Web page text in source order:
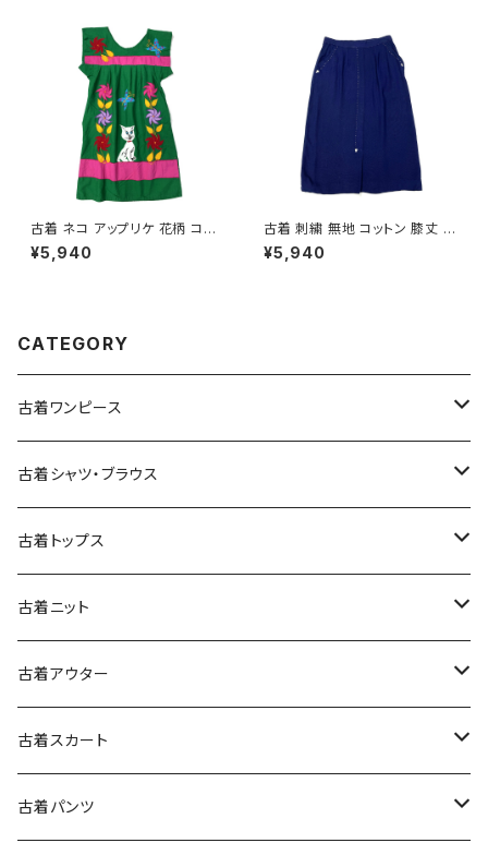
古着 ネコ アップリケ 花柄 コッ
トン ミニ丈 半袖 ワンピース 緑
(oa2607077)
¥5,940
古着 刺繍 無地 コットン 膝丈 ス
カート 紺 (ba2607004)
¥5,940
CATEGORY
古着ワンピース
古着長袖ワンピース
古着半袖ワンピース
古着ノースリーブワンピース
古着キャミソールワンピース
古着ベアトップワンピース
古着オールインワン
古着シャツ・ブラウス
古着長袖シャツ・ブラウス
古着半袖シャツ・ブラウス
古着ノースリーブシャツ・ブラウス
古着トップス
古着スウェット&パーカー
古着スウェット
古着パーカー
古着プルオーバー
古着長袖プルオーバー
古着半袖プルオーバー
古着Ｔシャツ
古着長袖Ｔシャツ
古着ベスト
古着ニット
古着セーター
古着カーディガン
古着半袖ニット
古着アウター
古着ライトジャケット
古着ライトコート
古着スカート
古着ロング丈スカート (丈76cm-)
古着パンツ